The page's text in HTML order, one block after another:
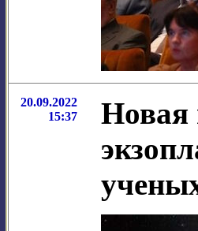
20.09.2022
15:37
Новая